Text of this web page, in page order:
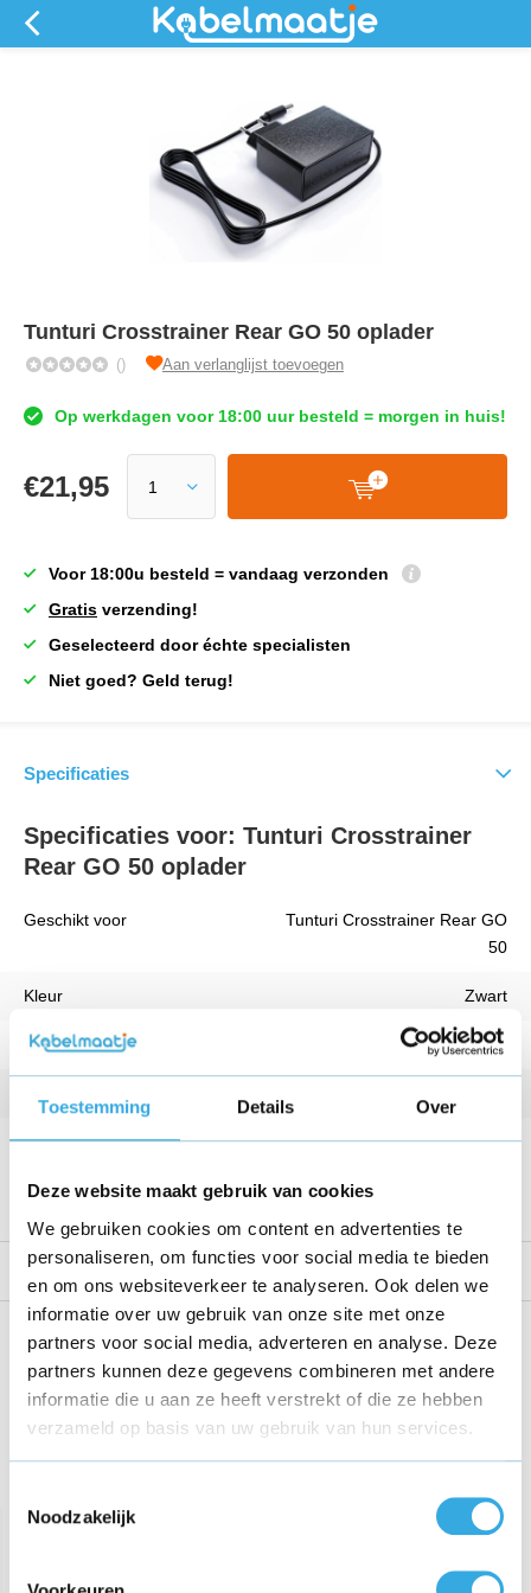
Toestemming Details Over
Deze website maakt gebruik van cookies
We gebruiken cookies om content en advertenties te
personaliseren, om functies voor social media te bieden
en om ons websiteverkeer te analyseren. Ook delen we
informatie over uw gebruik van onze site met onze
partners voor social media, adverteren en analyse. Deze
partners kunnen deze gegevens combineren met andere
informatie die u aan ze heeft verstrekt of die ze hebben
verzameld op basis van uw gebruik van hun services.
Noodzakelijk
Tunturi Crosstrainer Rear GO 50 oplader
() Aan verlanglijst toevoegen
Op werkdagen voor 18:00 uur besteld = morgen in huis!
€21,95
Voor 18:00u besteld = vandaag verzonden
Gratis verzending!
Geselecteerd door échte specialisten
Niet goed? Geld terug!
Specificaties
Specificaties voor: Tunturi Crosstrainer
Rear GO 50 oplader
Geschikt voor
Tunturi Crosstrainer Rear GO
50
Kleur Zwart
Vermogen 18 W
Voltage
Bekijk alle specificaties
Reviews
Share this product!